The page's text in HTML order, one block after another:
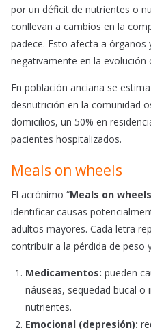
por un déficit de nutrientes o
conllevan a cambios en la
padece. Esto afecta a
negativamente en la evolución
En población anciana se
desnutrición en la comunidad
domicilios, un 50% en
pacientes hospitalizados.
Meals on wheels
El acrónimo “Meals on
identificar causas
adultos mayores. Cada letra
contribuir a la pérdida de peso
Medicamentos: pueden
náuseas, sequedad bucal
nutrientes.
Emocional (depresión):